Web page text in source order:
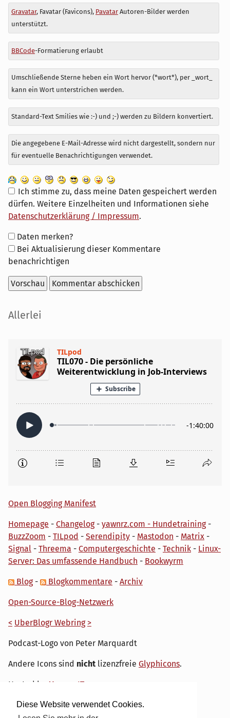
Diese Website verwendet Cookies.
Antwort
zu
Gravatar, Favatar (Favicons), PavatarAutoren-Bilder werden
unterstützt.
BBCode-Formatierung erlaubt
Umschließende Sterne heben ein Wort hervor (*wort*), per _wort_
kann ein Wort unterstrichen werden.
Standard-Text Smilies wie :-) und ;-) werden zu Bildern konvertiert.
Die angegebene E-Mail-Adresse wird nicht dargestellt, sondern nur
für eventuelle Benachrichtigungen verwendet.
Ich stimme zu, dass meine Daten gespeichert werden
dürfen. Weitere Einzelheiten und Informationen siehe
Datenschutzerklärung / Impressum.
Formular-
Optionen
Daten merken?
Bei Aktualisierung dieser Kommentare
benachrichtigen
Seitenleiste
Allerlei
Open Blogging Manifest
Homepage - Changelog- yawnrz.com - Hundetraining-
BuzzZoom - TILpod - Serendipity - Mastodon - Matrix -
Signal - Threema - Computergeschichte - Technik - Linux-
Server: Das umfassende Handbuch - Bookwyrm
Blog- Blogkommentare - Archiv
Open-Source-Blog-Netzwerk
< UberBlogr Webring >
Podcast-Logo von Peter Marquardt
Andere Icons sind nicht lizenzfreie Glyphicons.
Hosted by My own IT.